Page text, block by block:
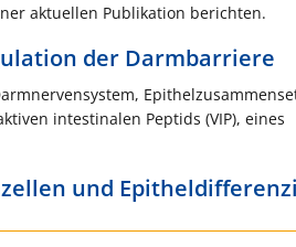
aktuellen Publikation berichten.
der Darmbarriere
intestinalen Peptids (VIP), eines
und